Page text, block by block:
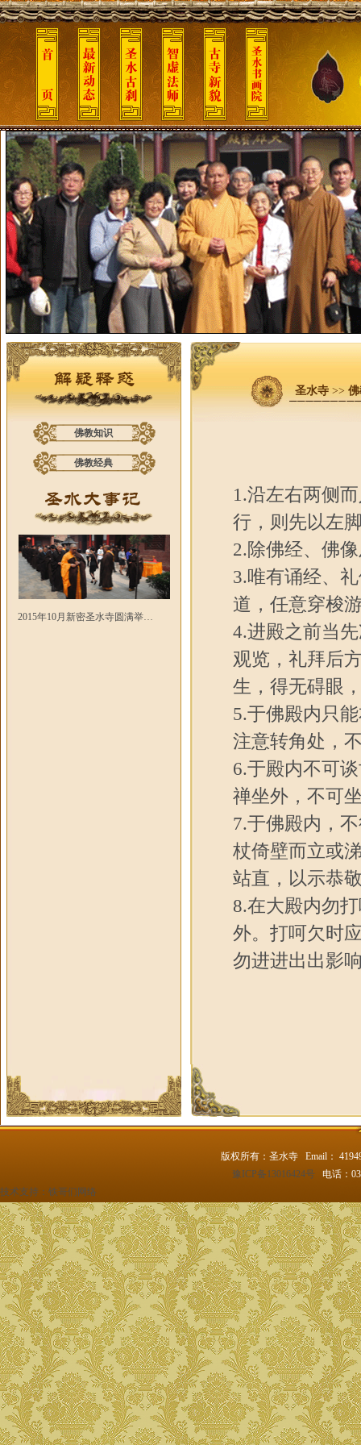
圣水寺 >>
佛教知识
佛教经典
2015年10月新密圣水寺圆满举…
1.沿左右两侧
行，则先以左
2.除佛经、佛
3.唯有诵经、
道，任意穿梭
4.进殿之前当
观览，礼拜后
生，得无碍眼
5.于佛殿内只
注意转角处，
6.于殿内不可
禅坐外，不可
7.于佛殿内，
杖倚壁而立或
站直，以示恭
8.在大殿内勿
外。打呵欠时
勿进进出出影
版权所有：圣水寺 Email：
豫ICP备13016424号 电话：
技术支持： 铁哥们网络